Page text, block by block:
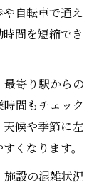
自転車で通え
間を短縮でき
寄り駅からの
間もチェック
候や季節に左
くなります。
設の混雑状況